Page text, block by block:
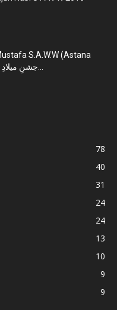
S.A.W.W (Astana
Haideria)- جشنِ میلادِ مصطفیٰ...
78
40
31
24
24
13
10
9
9